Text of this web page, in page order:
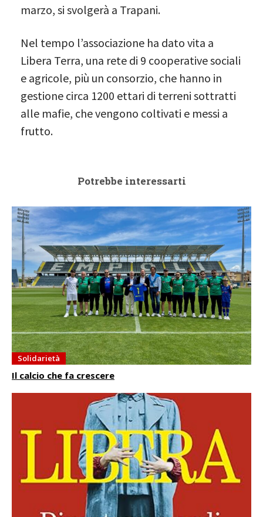
marzo, si svolgerà a Trapani.
Nel tempo l’associazione ha dato vita a
Libera Terra, una rete di 9 cooperative sociali
e agricole, più un consorzio, che hanno in
gestione circa 1200 ettari di terreni sottratti
alle mafie, che vengono coltivati e messi a
frutto.
Potrebbe interessarti
Solidarietà
Il calcio che fa crescere